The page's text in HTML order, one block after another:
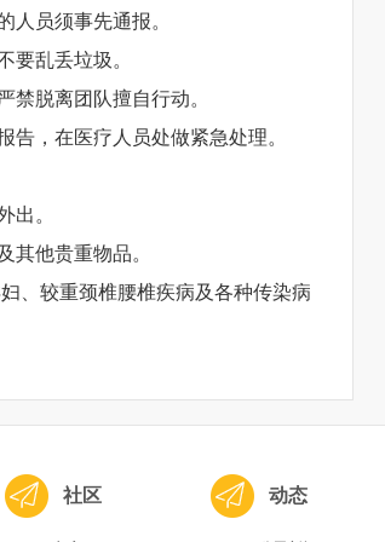
人员须事先通报。
要乱丢垃圾。
禁脱离团队擅自行动。
告，在医疗人员处做紧急处理。
出。
其他贵重物品。
、较重颈椎腰椎疾病及各种传染病
社区 动态